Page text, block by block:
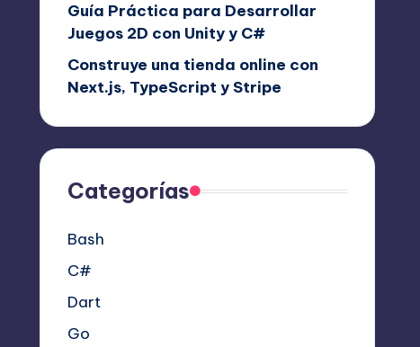
Guía Práctica para Desarrollar
Juegos 2D con Unity y C#
Construye una tienda online con
Next.js, TypeScript y Stripe
Categorías
Bash
C#
Dart
Go